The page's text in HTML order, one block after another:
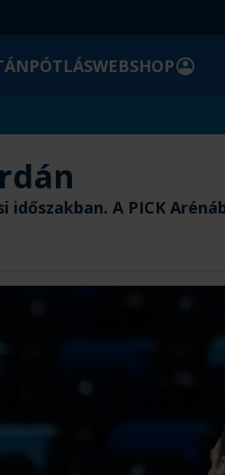
WEBSHOP
A PICK